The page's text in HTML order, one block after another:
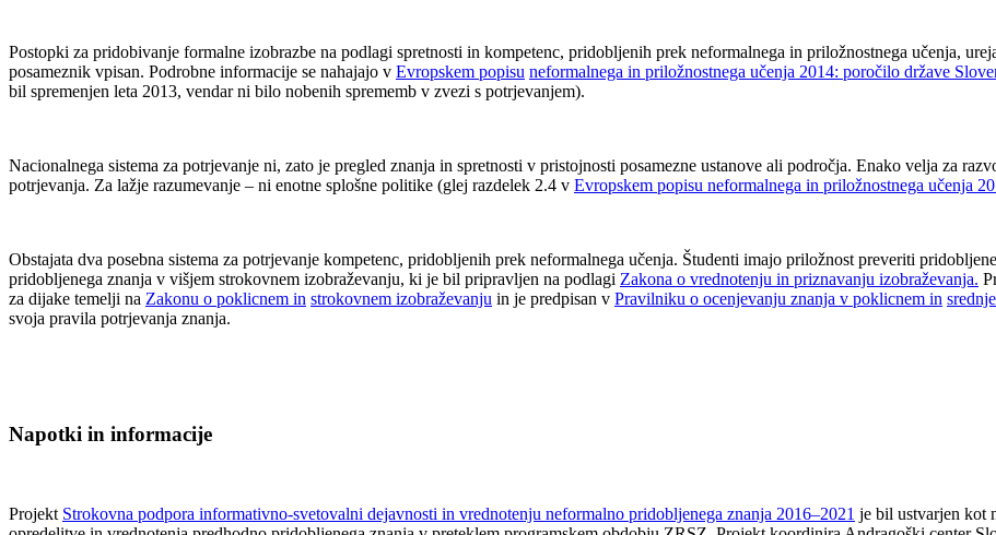
Postopki za pridobivanje formalne izobrazbe na podlagi spretnosti in kompetenc, pridobljenih prek neformalnega in priložnostnega učenja,
posameznik vpisan. Podrobne informacije se nahajajo v Evropskem popisu neformalnega in priložnostnega učenja 2014: poročilo države
bil spremenjen leta 2013, vendar ni bilo nobenih sprememb v zvezi s potrjevanjem).
Nacionalnega sistema za potrjevanje ni, zato je pregled znanja in spretnosti v pristojnosti posamezne ustanove ali področja. Enako velja za
potrjevanja. Za lažje razumevanje – ni enotne splošne politike (glej razdelek 2.4 v Evropskem popisu neformalnega in priložnostnega učenja
Obstajata dva posebna sistema za potrjevanje kompetenc, pridobljenih prek neformalnega učenja. Študenti imajo priložnost preveriti
pridobljenega znanja v višjem strokovnem izobraževanju, ki je bil pripravljen na podlagi Zakona o vrednotenju in priznavanju izobraževanja.
za dijake temelji na Zakonu o poklicnem in strokovnem izobraževanju in je predpisan v Pravilniku o ocenjevanju znanja v poklicnem in
svoja pravila potrjevanja znanja.
Napotki in informacije
Projekt Strokovna podpora informativno-svetovalni dejavnosti in vrednotenju neformalno pridobljenega znanja 2016–2021 je bil ustvarjen kot